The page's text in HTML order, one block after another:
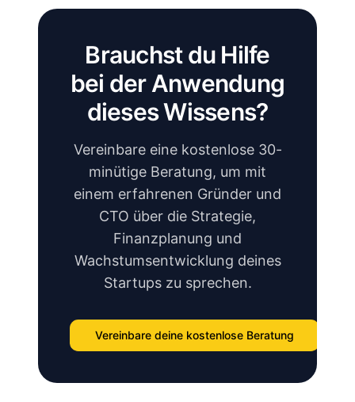
Brauchst du Hilfe
bei der Anwendung
dieses Wissens?
Vereinbare eine kostenlose 30-
minütige Beratung, um mit
einem erfahrenen Gründer und
CTO über die Strategie,
Finanzplanung und
Wachstumsentwicklung deines
Startups zu sprechen.
Vereinbare deine kostenlose Beratung